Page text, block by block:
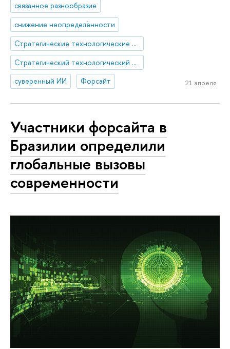
связанное разнообразие
снижение неопределённости
Стратегические технологические проекты
Стратегический технологический проект «Национальный центр социально-экономического и научно-технологического прогнозирования»
суверенный ИИ
Форсайт 21 апреля
Участники форсайта в
Бразилии определили
глобальные вызовы
современности